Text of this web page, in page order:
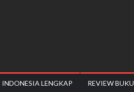
INDONESIA LENGKAP REVIEW BUKU